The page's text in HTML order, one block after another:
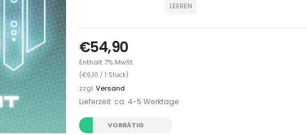
LEEREN
€54,90
Enthält 7% MwSt.
(€6,10 / 1 Stück)
zzgl.Versand
Lieferzeit: ca. 4-5 Werktage
VORRÄTIG